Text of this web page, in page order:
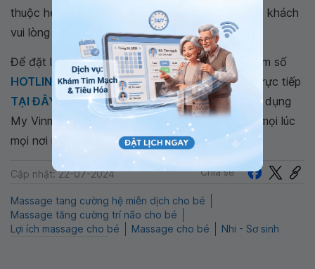
thuộc hệ thống Y tế Vinmec trên toàn quốc, Quý khách
vui lòng đặt lịch trên website để được phục vụ.
Để đặt lịch khám tại viện, Quý khách vui lòng bấm số
HOTLINE, đặt muaGÓI DỊCH VỤhoặc đặt lịch trực tiếp
TẠI ĐÂY. Tải và đặt lịch khám tự động trên ứng dụng
My Vinmec để quản lý, theo dõi lịch và đặt hẹn mọi lúc
mọi nơi ngay trên ứng dụng.
Cập nhật: 22-07-2024 Chia sẻ
Massage tang cường hệ miễn dịch cho bé
Massage tăng cường trí não cho bé
Lợi ích massage cho bé
Massage cho bé Nhi - Sơ sinh